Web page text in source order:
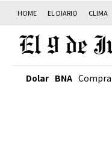
HOME EL DIARIO CLIMA
Dolar BNA Compra